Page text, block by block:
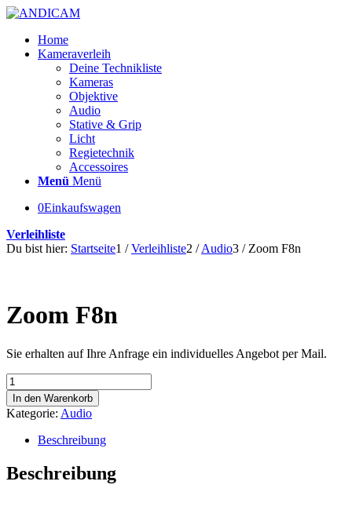
Home
Kameraverleih
Deine Technikliste
Kameras
Objektive
Audio
Stative & Grip
Licht
Regietechnik
Accessoires
Menü Menü
0Einkaufswagen
Verleihliste
Du bist hier: Startseite1 / Verleihliste2 / Audio3 / Zoom F8n
Zoom F8n
Sie erhalten auf Ihre Anfrage ein individuelles Angebot per Mail.
Zoom
F8n
Menge
In den Warenkorb
Kategorie: Audio
Beschreibung
Beschreibung